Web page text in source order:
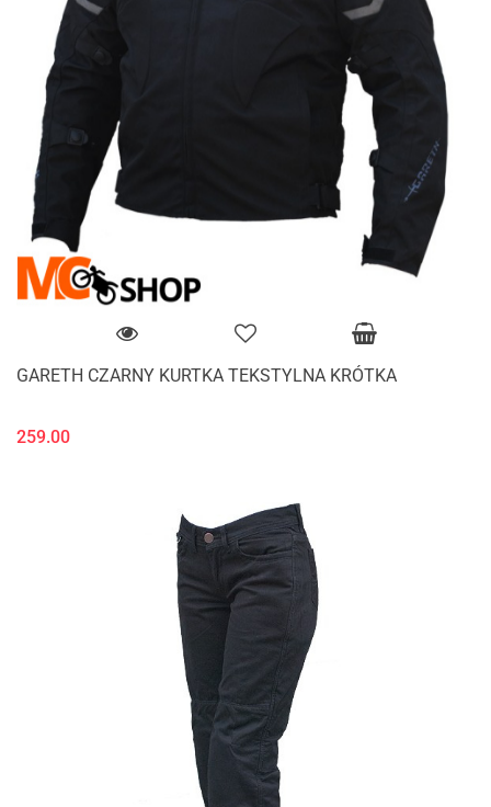
GARETH CZARNY KURTKA TEKSTYLNA KRÓTKA
259.00